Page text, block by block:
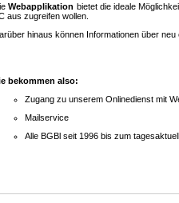
Webapplikation bietet die ideale
aus zugreifen wollen.
hinaus können Informationen über
bekommen also:
Zugang zu unserem Onlinedienst mit
Mailservice
Alle BGBl seit 1996 bis zum